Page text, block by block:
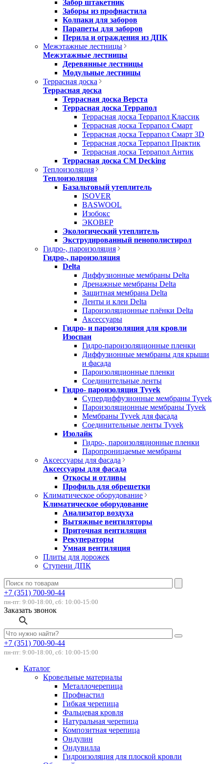
Забор штакетник
Заборы из профнастила
Колпаки для заборов
Парапеты для заборов
Перила и ограждения из ДПК
Межэтажные лестницы
Межэтажные лестницы
Деревянные лестницы
Модульные лестницы
Террасная доска
Террасная доска
Террасная доска Верста
Террасная доска Террапол
Террасная доска Террапол Классик
Террасная доска Террапол Смарт
Террасная доска Террапол Смарт 3D
Террасная доска Террапол Практик
Террасная доска Террапол Антик
Террасная доска CM Decking
Теплоизоляция
Теплоизоляция
Базальтовый утеплитель
ISOVER
BASWOOL
Изобокс
ЭКОВЕР
Экологический утеплитель
Экструдированный пенополистирол
Гидро-, пароизоляция
Гидро-, пароизоляция
Delta
Диффузионные мембраны Delta
Дренажные мембраны Delta
Защитная мембрана Delta
Ленты и клеи Delta
Пароизоляционные плёнки Delta
Аксессуары
Гидро- и пароизоляция для кровли
Изоспан
Гидро-пароизоляционные пленки
Диффузионные мембраны для крыши
и фасада
Пароизоляционные пленки
Соединительные ленты
Гидро- пароизоляция Tyvek
Супердиффузионные мембраны Tyvek
Пароизоляционные мембраны Tyvek
Мембраны Tyvek для фасада
Соединительные ленты Tyvek
Изолайк
Гидро-, пароизоляционные пленки
Паропроницаемые мембраны
Аксессуары для фасада
Аксессуары для фасада
Откосы и отливы
Профиль для обрешетки
Климатическое оборудование
Климатическое оборудование
Анализатор воздуха
Вытяжные вентиляторы
Приточная вентиляция
Рекуператоры
Умная вентиляция
Плиты для дорожек
Ступени ДПК
+7 (351) 700-90-44
пн-пт: 9:00-18:00, сб: 10:00-15:00
Заказать звонок
+7 (351) 700-90-44
пн-пт: 9:00-18:00, сб: 10:00-15:00
Каталог
Кровельные материалы
Металлочерепица
Профнастил
Гибкая черепица
Фальцевая кровля
Натуральная черепица
Композитная черепица
Ондулин
Ондувилла
Гидроизоляция для плоской кровли